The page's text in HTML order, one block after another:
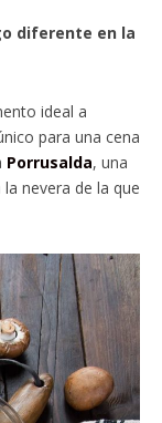
diferente en la
ideal a
para una cena
Porrusalda, una
la nevera de la que